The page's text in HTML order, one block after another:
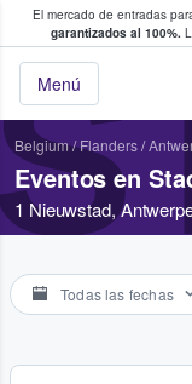
El mercado de entradas
garantizados al 100%.
Menú
y venta de
Belgium/Flanders/
Eventos en
1 Nieuwstad,
Todas las fechas